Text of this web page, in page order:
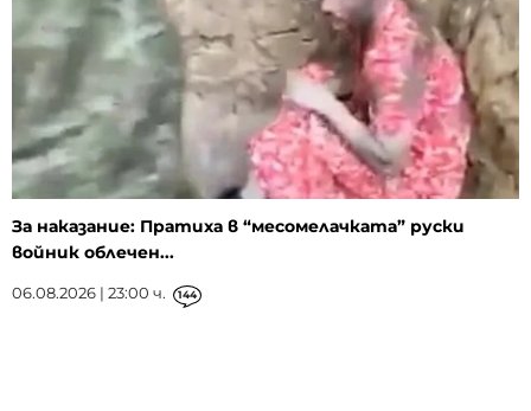
За наказание: Пратиха в “месомелачката” руски
войник облечен...
06.08.2026 | 23:00 ч. 144